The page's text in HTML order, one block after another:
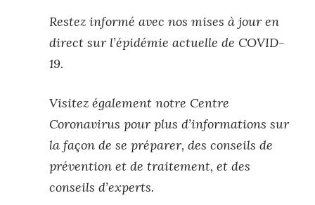
Restez informé avec nos mises à jour en
direct sur l’épidémie actuelle de COVID-
19.
Visitez également notre Centre
Coronavirus pour plus d’informations sur
la façon de se préparer, des conseils de
prévention et de traitement, et des
conseils d’experts.